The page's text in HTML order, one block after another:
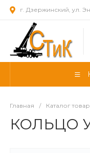
г. Дзержинский, ул.
Главная / Каталог
КОЛЬЦО